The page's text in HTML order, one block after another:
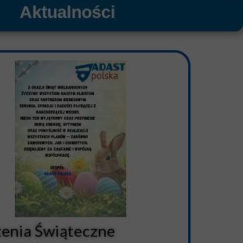
Aktualności
Świąteczne